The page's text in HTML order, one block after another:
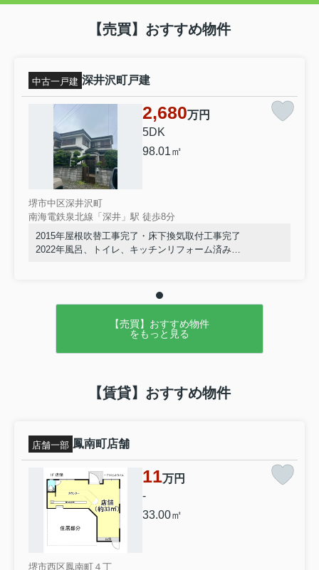
【売買】おすすめ物件
中古一戸建 深井沢町戸建
2,680万円
5DK
98.01㎡
堺市中区深井沢町
南海電鉄泉北線「深井」駅 徒歩8分
2015年屋根吹替工事完了・床下換気取付工事完了
2022年風呂、トイレ、キッチンリフォーム済み
【売買】おすすめ物件
をもっと見る
【賃貸】おすすめ物件
店舗一部 鳳南町店舗
11万円
-
33.00㎡
堺市西区鳳南町４丁